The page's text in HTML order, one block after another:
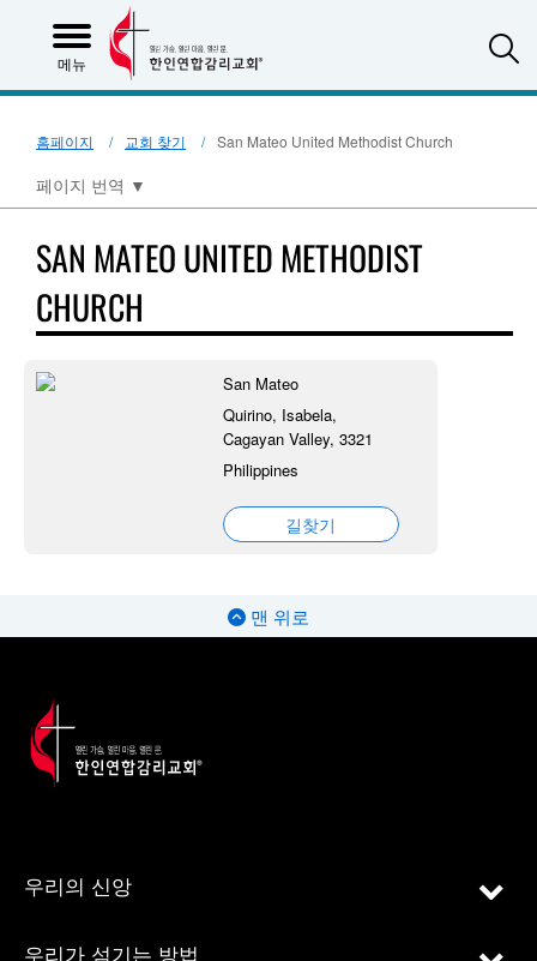
메뉴
홈페이지 교회 찾기 San Mateo United Methodist Church
페이지 번역 ▼
SAN MATEO UNITED METHODIST
CHURCH
San Mateo
Quirino, Isabela,
Cagayan Valley, 3321
Philippines
길찾기
맨 위로
우리의 신앙
우리가 섬기는 방법